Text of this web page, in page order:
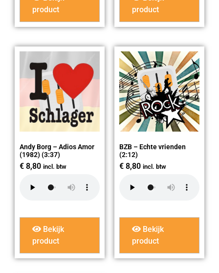
product
product
Andy Borg – Adios Amor
(1982) (3:37)
€ 8,80 incl. btw
Bekijk
product
BZB – Echte vrienden
(2:12)
€ 8,80 incl. btw
Bekijk
product